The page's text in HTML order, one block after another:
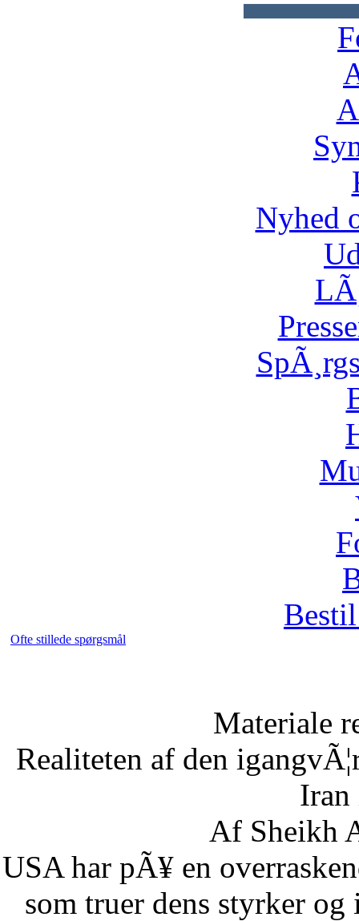
Nyhed
Ofte stillede spørgsmål
Materiale
Realiteten af den
Iran
Af Sheikh
USA har pÃ¥ en
som truer dens styrker og